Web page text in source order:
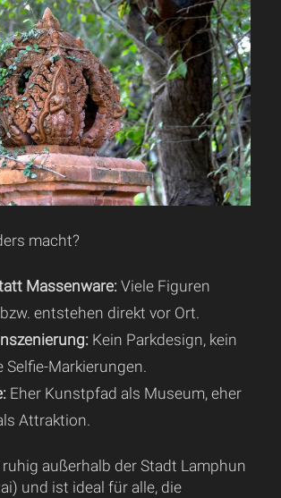
macht?
Massenware: Viele Figuren
entstehen direkt vor Ort.
Kein Parkdesign, kein
Selfie-Markierungen.
Eher Kunstpfad als Museum, eher
Attraktion.
außerhalb der Stadt Lamphun
und ist ideal für alle, die